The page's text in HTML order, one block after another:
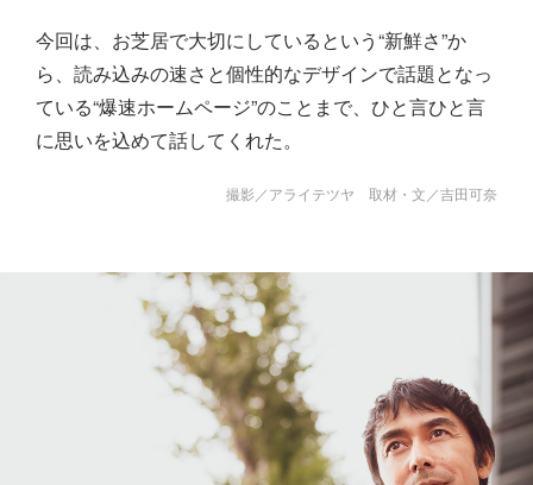
今回は、お芝居で大切にしているという“新鮮さ”か
ら、読み込みの速さと個性的なデザインで話題となっ
ている“爆速ホームページ”のことまで、ひと言ひと言
に思いを込めて話してくれた。
撮影／アライテツヤ 取材・文／吉田可奈